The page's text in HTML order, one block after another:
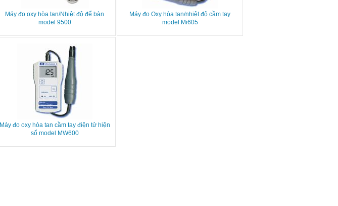
Máy đo oxy hòa tan/Nhiệt độ để bàn
model 9500
Máy đo Oxy hòa tan/nhiệt độ cầm tay
model Mi605
Máy đo oxy hòa tan cầm tay điện tử hiện
số model MW600